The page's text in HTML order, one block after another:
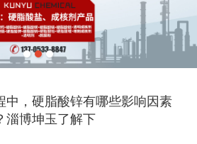
中，硬脂酸锌有哪些影响因素
淄博坤玉了解下